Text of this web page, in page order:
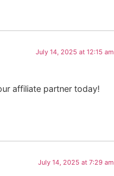
July 14, 2025 at 12:15 am
affiliate partner today!
July 14, 2025 at 7:29 am